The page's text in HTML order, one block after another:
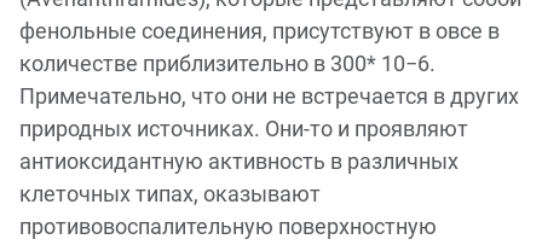
фенольные соединения, присутствуют в овсе в
количестве приблизительно в 300* 10−6.
Примечательно, что они не встречается в других
природных источниках. Они-то и проявляют
антиоксидантную активность в различных
клеточных типах, оказывают
противовоспалительную поверхностную